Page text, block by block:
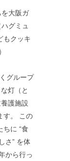
大阪ガ
グミュ
もクッキ
グループ
灯（と
護施設
す。 この
ちに “食
さ” を体
から行っ